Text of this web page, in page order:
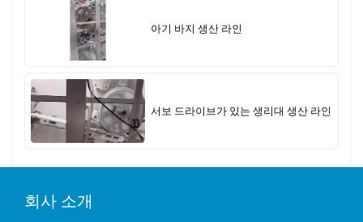
아기 바지 생산 라인
서보 드라이브가 있는 생리대 생산 라인
회사 소개